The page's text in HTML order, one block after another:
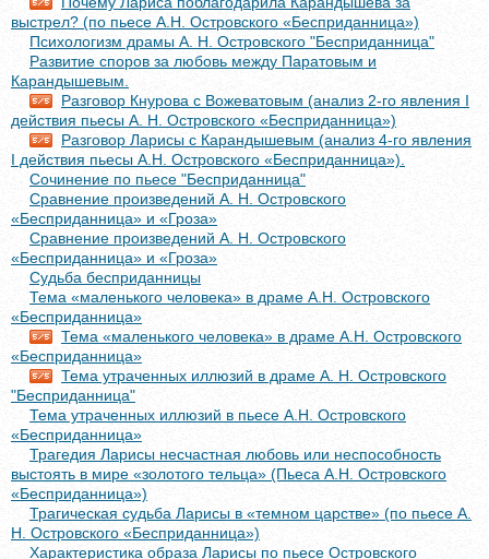
выстрел? (по пьесе А.Н. Островского «Бесприданница»)
Психологизм драмы А. Н. Островского "Бесприданница"
Развитие споров за любовь между Паратовым и
Карандышевым.
Разговор Кнурова с Вожеватовым (анализ 2-го явления I
действия пьесы А. Н. Островского «Бесприданница»)
Разговор Ларисы с Карандышевым (анализ 4-го явления
I действия пьесы А.Н. Островского «Бесприданница»).
Сочинение по пьесе "Бесприданница"
Сравнение произведений А. Н. Островского
«Бесприданница» и «Гроза»
Сравнение произведений А. Н. Островского
«Бесприданница» и «Гроза»
Судьба бесприданницы
Тема «маленького человека» в драме А.Н. Островского
«Бесприданница»
Тема «маленького человека» в драме А.Н. Островского
«Бесприданница»
Тема утраченных иллюзий в драме А. Н. Островского
"Бесприданница"
Тема утраченных иллюзий в пьесе А.Н. Островского
«Бесприданница»
Трагедия Ларисы несчастная любовь или неспособность
выстоять в мире «золотого тельца» (Пьеса А.Н. Островского
«Бесприданница»)
Трагическая судьба Ларисы в «темном царстве» (по пьесе А.
Н. Островского «Бесприданница»)
Характеристика образа Ларисы по пьесе Островского